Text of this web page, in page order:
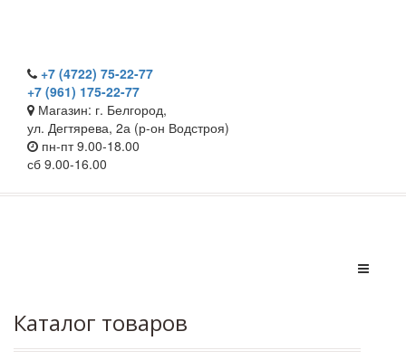
+7 (4722) 75-22-77
+7 (961) 175-22-77
Магазин: г. Белгород,
ул. Дегтярева, 2а (р-он Водстроя)
пн-пт 9.00-18.00
сб 9.00-16.00
Каталог товаров